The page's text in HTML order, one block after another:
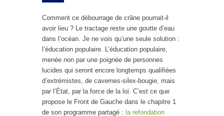
Comment ce débourrage de crâne pourrait-il
avoir lieu ? Le tractage reste une goutte d’eau
dans l’océan. Je ne vois qu’une seule solution :
l’éducation populaire. L’éducation populaire,
menée non par une poignée de personnes
lucides qui seront encore longtemps qualifiées
d’extrémistes, de cavernes-silex-bougie, mais
par l’État, par la force de la loi. C’est ce que
propose le Front de Gauche dans le chapitre 1
de son programme partagé : la refondation